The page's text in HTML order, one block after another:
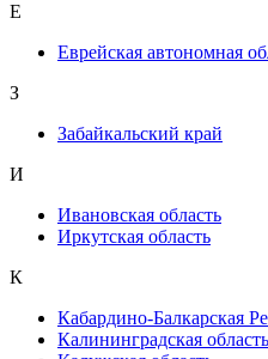
Е
Еврейская автономная
З
Забайкальский край
И
Ивановская область
Иркутская область
К
Кабардино-Балкарская
Калининградская область